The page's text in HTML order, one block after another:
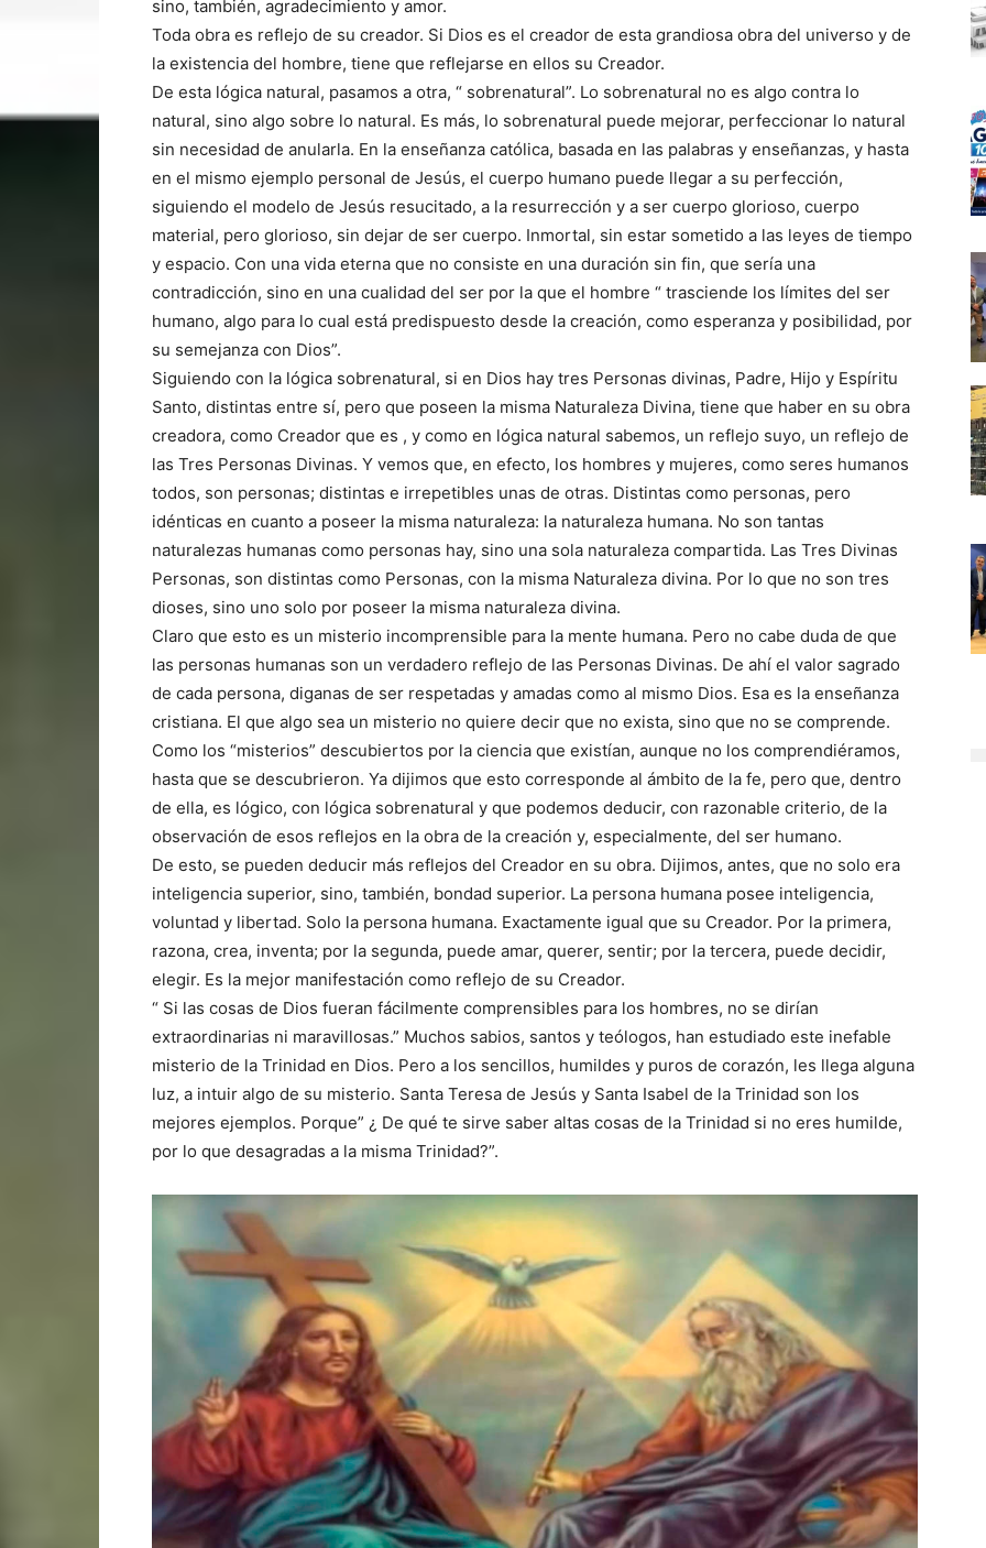
sino, también, agradecimiento y amor.
Toda obra es reflejo de su creador. Si Dios es el creador de esta grandiosa obra del universo y de
la existencia del hombre, tiene que reflejarse en ellos su Creador.
De esta lógica natural, pasamos a otra, “ sobrenatural”. Lo sobrenatural no es algo contra lo
natural, sino algo sobre lo natural. Es más, lo sobrenatural puede mejorar, perfeccionar lo natural
sin necesidad de anularla. En la enseñanza católica, basada en las palabras y enseñanzas, y hasta
en el mismo ejemplo personal de Jesús, el cuerpo humano puede llegar a su perfección,
siguiendo el modelo de Jesús resucitado, a la resurrección y a ser cuerpo glorioso, cuerpo
material, pero glorioso, sin dejar de ser cuerpo. Inmortal, sin estar sometido a las leyes de tiempo
y espacio. Con una vida eterna que no consiste en una duración sin fin, que sería una
contradicción, sino en una cualidad del ser por la que el hombre “ trasciende los límites del ser
humano, algo para lo cual está predispuesto desde la creación, como esperanza y posibilidad, por
su semejanza con Dios”.
Siguiendo con la lógica sobrenatural, si en Dios hay tres Personas divinas, Padre, Hijo y Espíritu
Santo, distintas entre sí, pero que poseen la misma Naturaleza Divina, tiene que haber en su obra
creadora, como Creador que es , y como en lógica natural sabemos, un reflejo suyo, un reflejo de
las Tres Personas Divinas. Y vemos que, en efecto, los hombres y mujeres, como seres humanos
todos, son personas; distintas e irrepetibles unas de otras. Distintas como personas, pero
idénticas en cuanto a poseer la misma naturaleza: la naturaleza humana. No son tantas
naturalezas humanas como personas hay, sino una sola naturaleza compartida. Las Tres Divinas
Personas, son distintas como Personas, con la misma Naturaleza divina. Por lo que no son tres
dioses, sino uno solo por poseer la misma naturaleza divina.
Claro que esto es un misterio incomprensible para la mente humana. Pero no cabe duda de que
las personas humanas son un verdadero reflejo de las Personas Divinas. De ahí el valor sagrado
de cada persona, diganas de ser respetadas y amadas como al mismo Dios. Esa es la enseñanza
cristiana. El que algo sea un misterio no quiere decir que no exista, sino que no se comprende.
Como los “misterios” descubiertos por la ciencia que existían, aunque no los comprendiéramos,
hasta que se descubrieron. Ya dijimos que esto corresponde al ámbito de la fe, pero que, dentro
de ella, es lógico, con lógica sobrenatural y que podemos deducir, con razonable criterio, de la
observación de esos reflejos en la obra de la creación y, especialmente, del ser humano.
De esto, se pueden deducir más reflejos del Creador en su obra. Dijimos, antes, que no solo era
inteligencia superior, sino, también, bondad superior. La persona humana posee inteligencia,
voluntad y libertad. Solo la persona humana. Exactamente igual que su Creador. Por la primera,
razona, crea, inventa; por la segunda, puede amar, querer, sentir; por la tercera, puede decidir,
elegir. Es la mejor manifestación como reflejo de su Creador.
“ Si las cosas de Dios fueran fácilmente comprensibles para los hombres, no se dirían
extraordinarias ni maravillosas.” Muchos sabios, santos y teólogos, han estudiado este inefable
misterio de la Trinidad en Dios. Pero a los sencillos, humildes y puros de corazón, les llega alguna
luz, a intuir algo de su misterio. Santa Teresa de Jesús y Santa Isabel de la Trinidad son los
mejores ejemplos. Porque” ¿ De qué te sirve saber altas cosas de la Trinidad si no eres humilde,
por lo que desagradas a la misma Trinidad?”.